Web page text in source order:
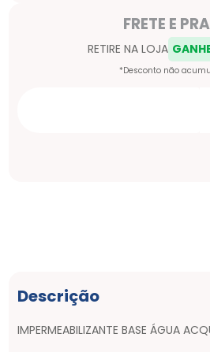
Descrição
IMPERMEABILIZANTE BASE ÁGUA